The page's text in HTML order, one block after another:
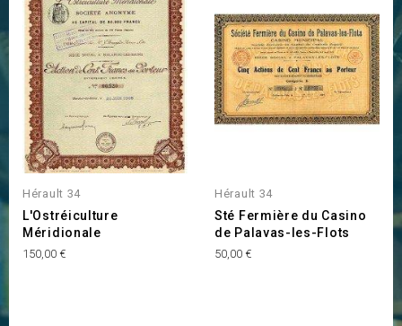
Hérault 34
L'Ostréiculture
Méridionale
Prix
150,00 €
Hérault 34
Sté Fermière du Casino
de Palavas-les-Flots
Prix
50,00 €